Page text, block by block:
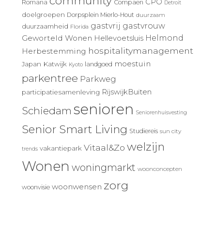
Romana Compaen CPO Detroit
doelgroepen Dorpsplein Mierlo-Hout duurzaam
duurzaamheid Florida gastvrij gastvrouw
Geworteld Wonen Hellevoetsluis Helmond
Herbestemming hospitalitymanagement
Japan Katwijk Kyoto landgoed moestuin
parkentree Parkweg
participatiesamenleving RijswijkBuiten
Schiedam senioren Seniorenhuisvesting
Senior Smart Living Studiereis sun city
trends vakantiepark Vitaal&Zo welzijn
Wonen woningmarkt woonconcepten
woonvisie woonwensen zorg